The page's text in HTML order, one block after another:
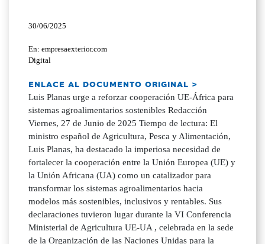
30/06/2025
En: empresaexterior.com
Digital
ENLACE AL DOCUMENTO ORIGINAL >
Luis Planas urge a reforzar cooperación UE-África para
sistemas agroalimentarios sostenibles Redacción
Viernes, 27 de Junio de 2025 Tiempo de lectura: El
ministro español de Agricultura, Pesca y Alimentación,
Luis Planas, ha destacado la imperiosa necesidad de
fortalecer la cooperación entre la Unión Europea (UE) y
la Unión Africana (UA) como un catalizador para
transformar los sistemas agroalimentarios hacia
modelos más sostenibles, inclusivos y rentables. Sus
declaraciones tuvieron lugar durante la VI Conferencia
Ministerial de Agricultura UE-UA , celebrada en la sede
de la Organización de las Naciones Unidas para la